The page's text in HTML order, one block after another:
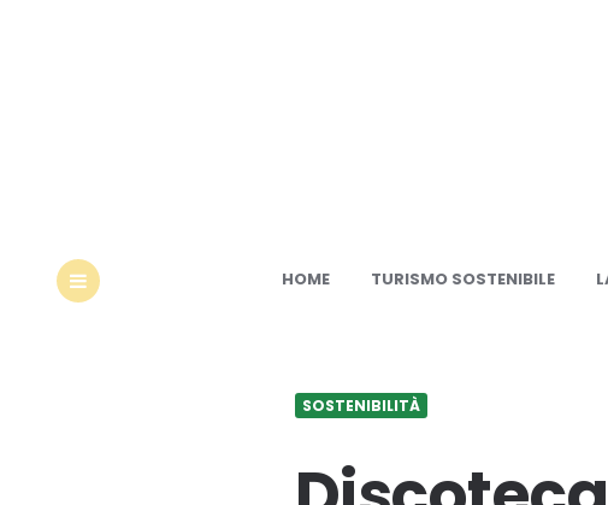
HOME TURISMO SOSTENIBILE
SOSTENIBILITÀ